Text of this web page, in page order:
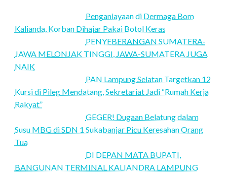
Penganiayaan di Dermaga Bom
Kalianda, Korban Dihajar Pakai Botol Keras
PENYEBERANGAN SUMATERA-
JAWA MELONJAK TINGGI, JAWA-SUMATERA JUGA
NAIK
PAN Lampung Selatan Targetkan 12
Kursi di Pileg Mendatang, Sekretariat Jadi “Rumah Kerja
Rakyat”
GEGER! Dugaan Belatung dalam
Susu MBG di SDN 1 Sukabanjar Picu Keresahan Orang
Tua
DI DEPAN MATA BUPATI,
BANGUNAN TERMINAL KALIANDRA LAMPUNG